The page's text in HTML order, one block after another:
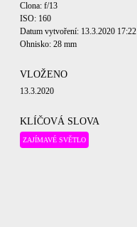
Clona: f/13
ISO: 160
Datum vytvoření: 13.3.2020 17:22
Ohnisko: 28 mm
VLOŽENO
13.3.2020
KLÍČOVÁ SLOVA
ZAJÍMAVÉ SVĚTLO